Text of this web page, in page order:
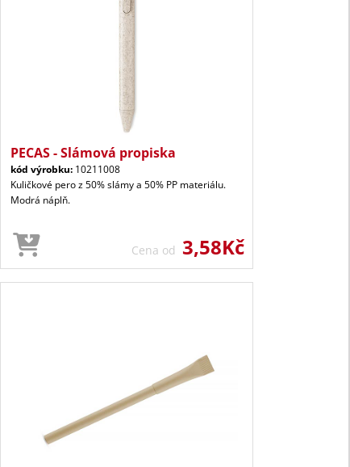
PECAS - Slámová propiska
kód výrobku: 10211008
Kuličkové pero z 50% slámy a 50% PP materiálu.
Modrá náplň.
Cena od 3,58Kč